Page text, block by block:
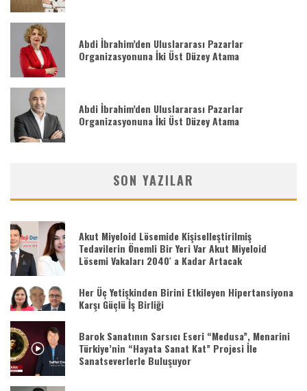
Abdi İbrahim’den Uluslararası Pazarlar
Organizasyonuna İki Üst Düzey Atama
Abdi İbrahim’den Uluslararası Pazarlar
Organizasyonuna İki Üst Düzey Atama
SON YAZILAR
Akut Miyeloid Lösemide Kişiselleştirilmiş
Tedavilerin Önemli Bir Yeri Var Akut Miyeloid
Lösemi Vakaları 2040′ a Kadar Artacak
Her Üç Yetişkinden Birini Etkileyen Hipertansiyona
Karşı Güçlü İş Birliği
Barok Sanatının Sarsıcı Eseri “Medusa”, Menarini
Türkiye’nin “Hayata Sanat Kat” Projesi İle
Sanatseverlerle Buluşuyor